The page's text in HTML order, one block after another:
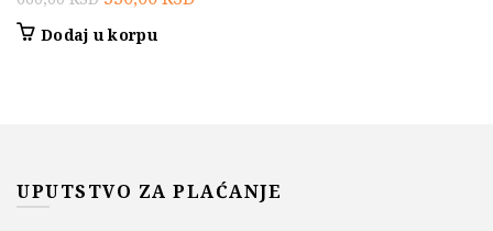
cena
Dodaj u korpu
UPUTSTVO ZA PLAĆANJE